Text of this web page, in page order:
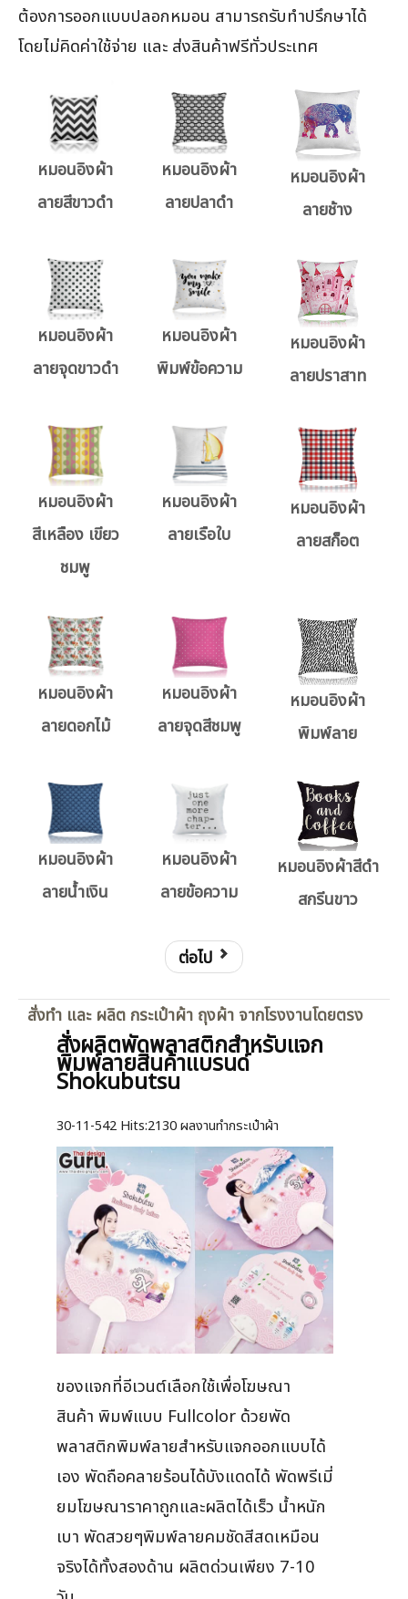
ต้องการออกแบบปลอกหมอน สามารถรับทำปรึกษาได้
โดยไม่คิดค่าใช้จ่าย และ ส่งสินค้าฟรีทั่วประเทศ
หมอนอิงผ้า
ลายสีขาวดำ
หมอนอิงผ้า
ลายปลาดำ
หมอนอิงผ้า
ลายช้าง
หมอนอิงผ้า
ลายจุดขาวดำ
หมอนอิงผ้า
พิมพ์ข้อความ
หมอนอิงผ้า
ลายปราสาท
หมอนอิงผ้า
สีเหลือง เขียว
ชมพู
หมอนอิงผ้า
ลายเรือใบ
หมอนอิงผ้า
ลายสก็อต
หมอนอิงผ้า
ลายดอกไม้
หมอนอิงผ้า
ลายจุดสีชมพู
หมอนอิงผ้า
พิมพ์ลาย
หมอนอิงผ้า
ลายน้ำเงิน
หมอนอิงผ้า
ลายข้อความ
หมอนอิงผ้าสีดำ
สกรีนขาว
ต่อไป
สั่งทำ และ ผลิต กระเป๋าผ้า ถุงผ้า จากโรงงานโดยตรง
สั่งผลิตพัดพลาสติกสำหรับแจก
พิมพ์ลายสินค้าแบรนด์
Shokubutsu
30-11-542 Hits:2130 ผลงานทำกระเป๋าผ้า
ของแจกที่อีเวนต์เลือกใช้เพื่อโฆษณา
สินค้า พิมพ์แบบ Fullcolor ด้วยพัด
พลาสติกพิมพ์ลายสำหรับแจกออกแบบได้
เอง พัดถือคลายร้อนได้บังแดดได้ พัดพรีเมี่
ยมโฆษณาราคาถูกและผลิตได้เร็ว น้ำหนัก
เบา พัดสวยๆพิมพ์ลายคมชัดสีสดเหมือน
จริงได้ทั้งสองด้าน ผลิตด่วนเพียง 7-10